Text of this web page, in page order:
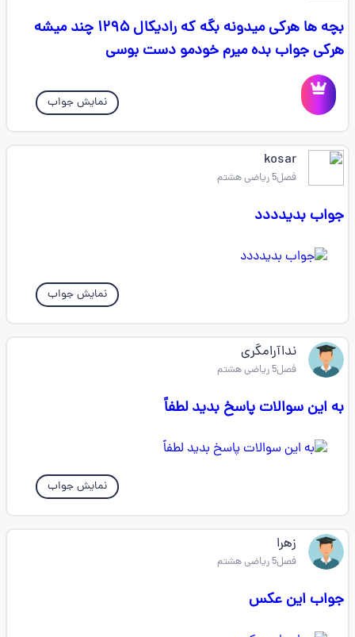
بچه ها هرکی میدونه بگه که رادیکال ۱۲۹۵ چند میشه
هرکی جواب بده میرم خودمو دست بوسی
نمایش جواب
kosar
فصل5 ریاضی هشتم
جواب بدیدددد
نمایش جواب
نداآرامگری
فصل5 ریاضی هشتم
به این سوالات پاسخ بدید لطفاً
نمایش جواب
زهرا
فصل5 ریاضی هشتم
جواب این عکس